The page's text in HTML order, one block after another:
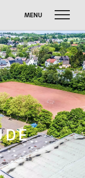
MENU
FUSSBALL W
M